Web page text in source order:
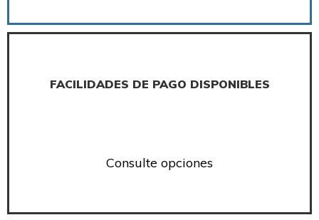
FACILIDADES DE PAGO DISPONIBLES
Consulte opciones